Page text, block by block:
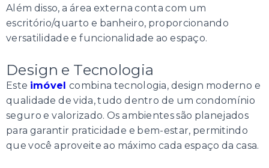
Além disso, a área externa conta com um
escritório/quarto e banheiro, proporcionando
versatilidade e funcionalidade ao espaço.
Design e Tecnologia
Este imóvelcombina tecnologia, design moderno e
qualidade de vida, tudo dentro de um condomínio
seguro e valorizado. Os ambientes são planejados
para garantir praticidade e bem-estar, permitindo
que você aproveite ao máximo cada espaço da casa.